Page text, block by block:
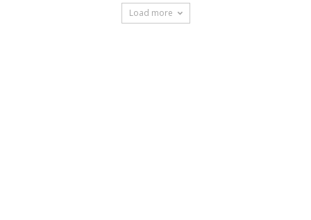
Load more